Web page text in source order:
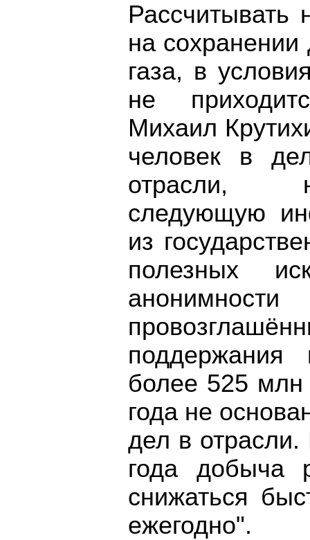
на
газа, в
не
Михаил
человек в
отрасли,
следующую
из
полезных
более 525 млн
года не
дел в
года добыча
снижаться
ежегодно".